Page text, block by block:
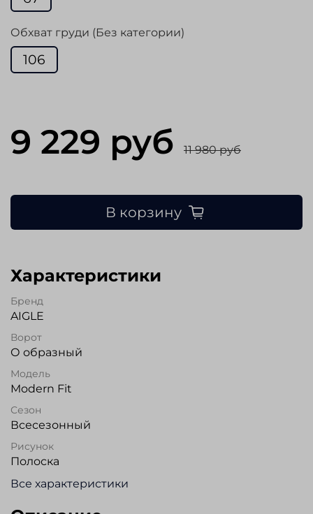
Обхват груди (Без категории)
106
9 229 руб 11 980 руб
В корзину
Характеристики
Бренд
AIGLE
Ворот
О образный
Модель
Modern Fit
Сезон
Всесезонный
Рисунок
Полоска
Все характеристики